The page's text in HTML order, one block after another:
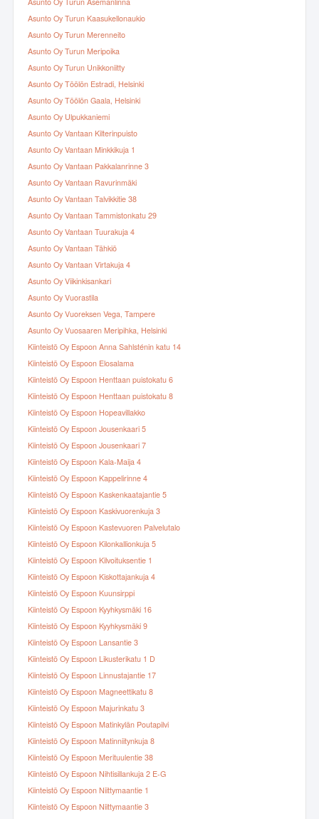
Asunto Oy Turun Asemanlinna
Asunto Oy Turun Kaasukellonaukio
Asunto Oy Turun Merenneito
Asunto Oy Turun Meripoika
Asunto Oy Turun Unikkoniitty
Asunto Oy Töölön Estradi, Helsinki
Asunto Oy Töölön Gaala, Helsinki
Asunto Oy Ulpukkaniemi
Asunto Oy Vantaan Kilterinpuisto
Asunto Oy Vantaan Minkkikuja 1
Asunto Oy Vantaan Pakkalanrinne 3
Asunto Oy Vantaan Ravurinmäki
Asunto Oy Vantaan Talvikkitie 38
Asunto Oy Vantaan Tammistonkatu 29
Asunto Oy Vantaan Tuurakuja 4
Asunto Oy Vantaan Tähkiö
Asunto Oy Vantaan Virtakuja 4
Asunto Oy Viikinkisankari
Asunto Oy Vuorastila
Asunto Oy Vuoreksen Vega, Tampere
Asunto Oy Vuosaaren Meripihka, Helsinki
Kiinteistö Oy Espoon Anna Sahlsténin katu 14
Kiinteistö Oy Espoon Elosalama
Kiinteistö Oy Espoon Henttaan puistokatu 6
Kiinteistö Oy Espoon Henttaan puistokatu 8
Kiinteistö Oy Espoon Hopeavillakko
Kiinteistö Oy Espoon Jousenkaari 5
Kiinteistö Oy Espoon Jousenkaari 7
Kiinteistö Oy Espoon Kala-Maija 4
Kiinteistö Oy Espoon Kappelirinne 4
Kiinteistö Oy Espoon Kaskenkaatajantie 5
Kiinteistö Oy Espoon Kaskivuorenkuja 3
Kiinteistö Oy Espoon Kastevuoren Palvelutalo
Kiinteistö Oy Espoon Kilonkallionkuja 5
Kiinteistö Oy Espoon Kilvoituksentie 1
Kiinteistö Oy Espoon Kiskottajankuja 4
Kiinteistö Oy Espoon Kuunsirppi
Kiinteistö Oy Espoon Kyyhkysmäki 16
Kiinteistö Oy Espoon Kyyhkysmäki 9
Kiinteistö Oy Espoon Lansantie 3
Kiinteistö Oy Espoon Likusterikatu 1 D
Kiinteistö Oy Espoon Linnustajantie 17
Kiinteistö Oy Espoon Magneettikatu 8
Kiinteistö Oy Espoon Majurinkatu 3
Kiinteistö Oy Espoon Matinkylän Poutapilvi
Kiinteistö Oy Espoon Matinniitynkuja 8
Kiinteistö Oy Espoon Merituulentie 38
Kiinteistö Oy Espoon Nihtisillankuja 2 E-G
Kiinteistö Oy Espoon Niittymaantie 1
Kiinteistö Oy Espoon Niittymaantie 3